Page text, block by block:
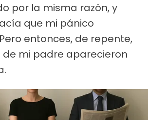
por la misma razón, y
que mi pánico
entonces, de repente,
mi padre aparecieron